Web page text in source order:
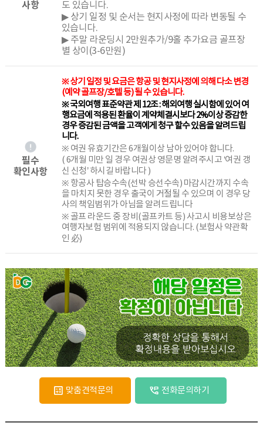
사항
도 있습니다.
▶ 상기 일정 및 순서는 현지사정에 따라 변동될 수
있습니다.
▶ 주말 라운딩시 2만원추가/9홀 추가요금 골프장
별 상이(3-6만원)
필수
확인사항
※ 상기 일정 및 요금은 항공 및 현지사정에 의해 다소 변경
(예약 골프장/호텔 등) 될 수 있습니다.
※ 국외여행 표준약관 제 12조 : 해외여행 실시함에 있어 여
행요금에 적용된 환율이 계약체결시보다 2%이상 증감한
경우 증감된 금액을 고객에게 청구 할수 있음을 알려드립
니다.
※ 여권 유효기간은 6개월이상 남아 있어야 합니다.
( 6개월 미만 일 경우 여권상 영문명 알려주시고 ‘여권 갱
신 신청’ 하시길 바랍니다 )
※ 항공사 탑승수속(선박 승선수속) 마감시간까지 수속
을 마치지 못한 경우 출국이 거절될 수 있으며 이 경우 당
사의 책임범위가 아님을 알려드립니다
※ 골프 라운드 중 장비(골프카트 등) 사고시 비용보상은
여행자보험 범위에 적용되지 않습니다. (보험사 약관확
인 必)
맞춤견적문의 전화문의하기